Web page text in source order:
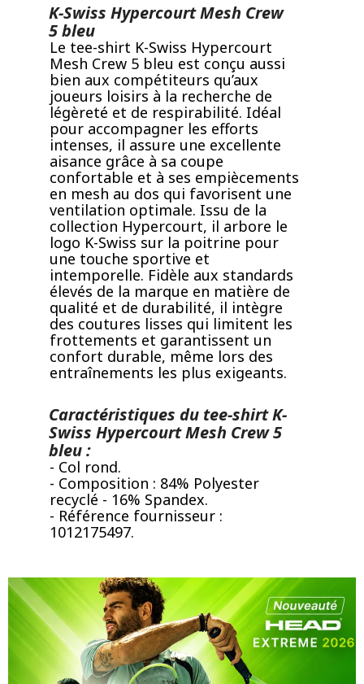
K-Swiss Hypercourt Mesh Crew
5 bleu
Le tee-shirt K-Swiss Hypercourt
Mesh Crew 5 bleu est conçu aussi
bien aux compétiteurs qu’aux
joueurs loisirs à la recherche de
légèreté et de respirabilité. Idéal
pour accompagner les efforts
intenses, il assure une excellente
aisance grâce à sa coupe
confortable et à ses empiècements
en mesh au dos qui favorisent une
ventilation optimale. Issu de la
collection Hypercourt, il arbore le
logo K-Swiss sur la poitrine pour
une touche sportive et
intemporelle. Fidèle aux standards
élevés de la marque en matière de
qualité et de durabilité, il intègre
des coutures lisses qui limitent les
frottements et garantissent un
confort durable, même lors des
entraînements les plus exigeants.
Caractéristiques du tee-shirt K-
Swiss Hypercourt Mesh Crew 5
bleu :
- Col rond.
- Composition : 84% Polyester
recyclé - 16% Spandex.
- Référence fournisseur :
1012175497.